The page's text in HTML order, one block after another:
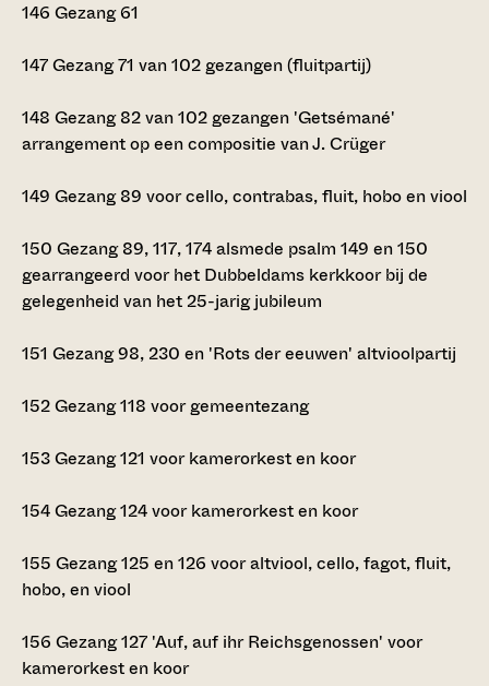
146 Gezang 61
147Gezang 71 van 102 gezangen (fluitpartij)
148 Gezang 82 van 102 gezangen 'Getsémané'
arrangement op een compositie van J. Crüger
149 Gezang 89 voor cello, contrabas, fluit, hobo en viool
150 Gezang 89, 117, 174 alsmede psalm 149 en 150
gearrangeerd voor het Dubbeldams kerkkoor bij de
gelegenheid van het 25-jarig jubileum
151 Gezang 98, 230 en 'Rots der eeuwen' altvioolpartij
152Gezang 118 voor gemeentezang
153Gezang 121 voor kamerorkest en koor
154Gezang 124 voor kamerorkest en koor
155 Gezang 125 en 126 voor altviool, cello, fagot, fluit,
hobo, en viool
156 Gezang 127 'Auf, auf ihr Reichsgenossen' voor
kamerorkest en koor